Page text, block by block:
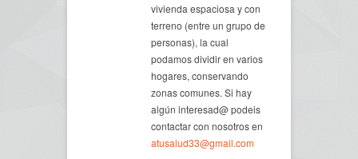
vivienda espaciosa y con
terreno (entre un grupo de
personas), la cual
podamos dividir en varios
hogares, conservando
zonas comunes. Si hay
algún interesad@ podeis
contactar con nosotros en
atusalud33@gmail.com